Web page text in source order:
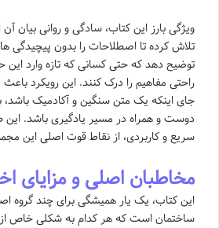
ویژگی بارز این کتاب، سادگی و روانی
تلاش کرده تا اصطلاحات را بدون پیچیدگی
توضیح دهد که حتی کسانی که تازه وارد این
راحتی مفاهیم را درک کنند. این رویکرد
جای اینکه یک متن سنگین و آکادمیک
دوست و همراه در مسیر یادگیری باشد. این
سریع و کاربردی، از نقاط قوت اصلی این
مخاطبان اصلی و مزایای
این کتاب، یک یار همیشگی برای چند گروه
ساختمان است که هر کدام به شکلی خاص از